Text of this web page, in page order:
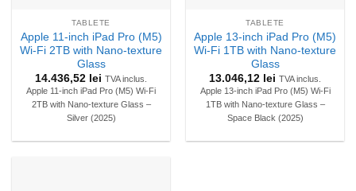
TABLETE
Apple 11-inch iPad Pro (M5)
Wi-Fi 2TB with Nano-texture
Glass
14.436,52 lei TVA inclus.
Apple 11-inch iPad Pro (M5) Wi-Fi
2TB with Nano-texture Glass –
Silver (2025)
TABLETE
Apple 13-inch iPad Pro (M5)
Wi-Fi 1TB with Nano-texture
Glass
13.046,12 lei TVA inclus.
Apple 13-inch iPad Pro (M5) Wi-Fi
1TB with Nano-texture Glass –
Space Black (2025)